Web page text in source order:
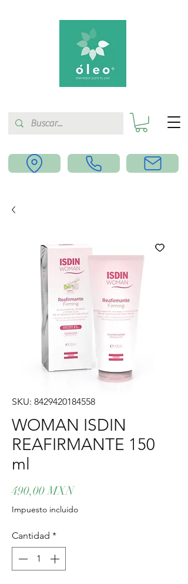
SKU: 8429420184558
WOMAN ISDIN
REAFIRMANTE 150
ml
490,00 MXNPrecio
Impuesto incluido
Cantidad *